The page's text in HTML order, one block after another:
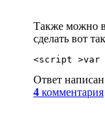
Также можно
сделать вот так
<script >var
Ответ написан
4 комментария